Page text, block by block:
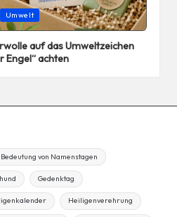
Umwelt
auf das Umweltzeichen
Engel“ achten
Bedeutung von Namenstagen
Gedenktag
Heiligenverehrung